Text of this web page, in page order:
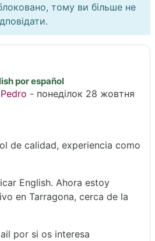
тому ви більше не
por español
- понеділок 28 жовтня
0
de calidad, experiencia como
English. Ahora estoy
en Tarragona, cerca de la
por si os interesa